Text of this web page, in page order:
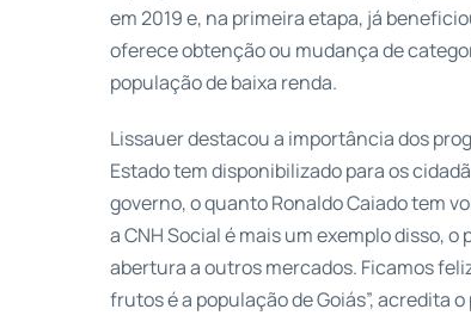
em 2019 e, na primeira etapa, já
oferece obtenção ou mudança de
população de baixa renda.
Lissauer destacou a importância dos
Estado tem disponibilizado para os
governo, o quanto Ronaldo Caiado tem
a CNH Social é mais um exemplo disso,
abertura a outros mercados. Ficamos
frutos é a população de Goiás”, acredita